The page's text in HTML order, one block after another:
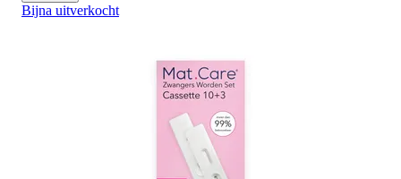
Bijna uitverkocht